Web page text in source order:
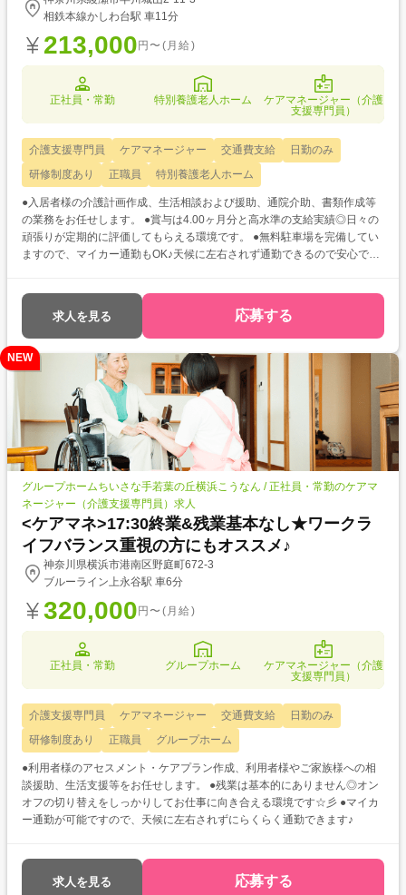
相鉄本線かしわ台駅 車11分
213,000 円〜(月給)
正社員・常勤 特別養護老人ホーム
ケアマネージャー（介護
支援専門員）
介護支援専門員 ケアマネージャー 交通費支給
日勤のみ
研修制度あり
正職員 特別養護老人ホーム
●入居者様の介護計画作成、生活相談および援助、通院介助、書類作成等
の業務をお任せします。 ●賞与は4.00ヶ月分と高水準の支給実績◎日々の
頑張りが定期的に評価してもらえる環境です。 ●無料駐車場を完備してい
ますので、マイカー通勤もOK♪天候に左右されず通勤できるので安心です
求人を見る 応募する
NEW
グループホームちいさな手若葉の丘横浜こうなん / 正社員・常勤のケアマ
ネージャー（介護支援専門員）求人
<ケアマネ>17:30終業&残業基本なし★ワークラ
イフバランス重視の方にもオススメ♪
神奈川県横浜市港南区野庭町672-3
ブルーライン上永谷駅 車6分
320,000 円〜(月給)
正社員・常勤 グループホーム
ケアマネージャー（介護
支援専門員）
介護支援専門員 ケアマネージャー 交通費支給
日勤のみ
研修制度あり
正職員 グループホーム
●利用者様のアセスメント・ケアプラン作成、利用者様やご家族様への相
談援助、生活支援等をお任せします。 ●残業は基本的にありません◎オン
オフの切り替えをしっかりしてお仕事に向き合える環境です☆彡 ●マイカ
ー通勤が可能ですので、天候に左右されずにらくらく通勤できます♪
求人を見る 応募する